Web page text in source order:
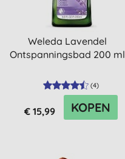
Weleda Lavendel
Ontspanningsbad 200 ml
(4)
€ 15,99 KOPEN